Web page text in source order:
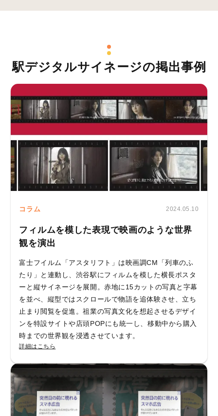
駅デジタルサイネージの掲出事例
コラム 2024.05.10
フィルムを模した表現で映画のような世界
観を演出
富士フイルム「アスタリフト」は映画調CM「列車のふ
たり」と連動し、渋谷駅にフィルムを模した横長ポスタ
ーと縦サイネージを展開。赤地に15カットの写真と字幕
を並べ、縦型ではスクロールで物語を追体験させ、立ち
止まり閲覧を促進。祖業の写真文化を想起させるデザイ
ンを特設サイトや店頭POPにも統一し、移動中から購入
時までの世界観を浸透させています。
詳細はこちら